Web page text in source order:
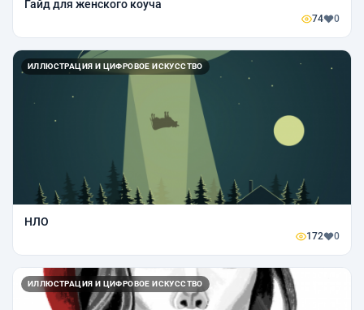
Гайд для женского коуча
74 0
ИЛЛЮСТРАЦИЯ И ЦИФРОВОЕ ИСКУССТВО
НЛО
172 0
ИЛЛЮСТРАЦИЯ И ЦИФРОВОЕ ИСКУССТВО